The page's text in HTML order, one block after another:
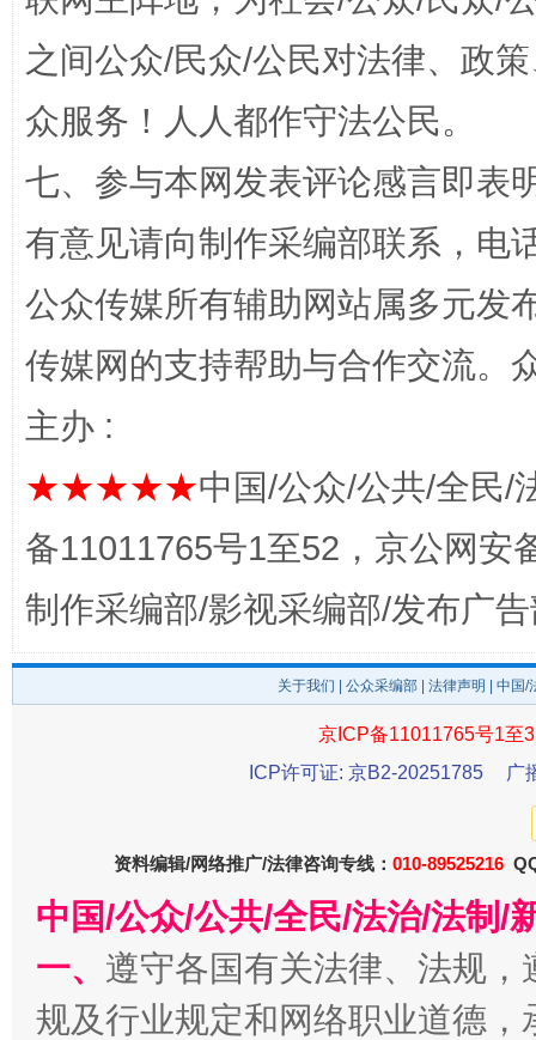
完善运行机制助力责任有效落实 一纸欠
东山县通报“牛蛙产品抗生素超标问题” 法
千年窑火 生生不息 一
之间公众/民众/公民对法律、政
众服务！人人都作守法公民。
七、参与本网发表评论感言即表
有意见请向制作采编部联系，电
公众传媒所有辅助网站属多元发
传媒网的支持帮助与合作交流。
主办 :
★★★★★中国/公众/公共/全民/
备11011765号1至52，京公网安
制作采编部/影视采编部/发布广
关于我们 公众采编部 法律声明 | 中国
京ICP备11011765号1至
ICP许可证: 京B2-20251785
广
资料编辑/网络推广/法律咨询专线： 010-89525216
中国/公众/公共/全民/法治/法制/
一、 遵守各国有关法律、法规
规及行业规定和网络职业道德